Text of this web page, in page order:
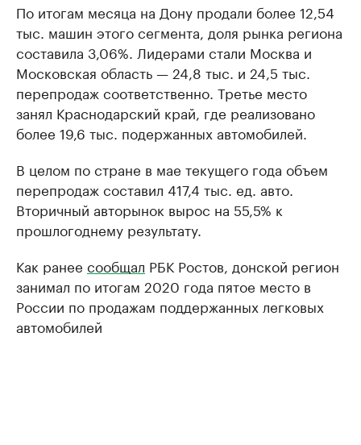
По итогам месяца на Дону продали более 12,54
тыс. машин этого сегмента, доля рынка региона
составила 3,06%. Лидерами стали Москва и
Московская область — 24,8 тыс. и 24,5 тыс.
перепродаж соответственно. Третье место
занял Краснодарский край, где реализовано
более 19,6 тыс. подержанных автомобилей.
В целом по стране в мае текущего года объем
перепродаж составил 417,4 тыс. ед. авто.
Вторичный авторынок вырос на 55,5% к
прошлогоднему результату.
Как ранее сообщал РБК Ростов, донской регион
занимал по итогам 2020 года пятое место в
России по продажам поддержанных легковых
автомобилей